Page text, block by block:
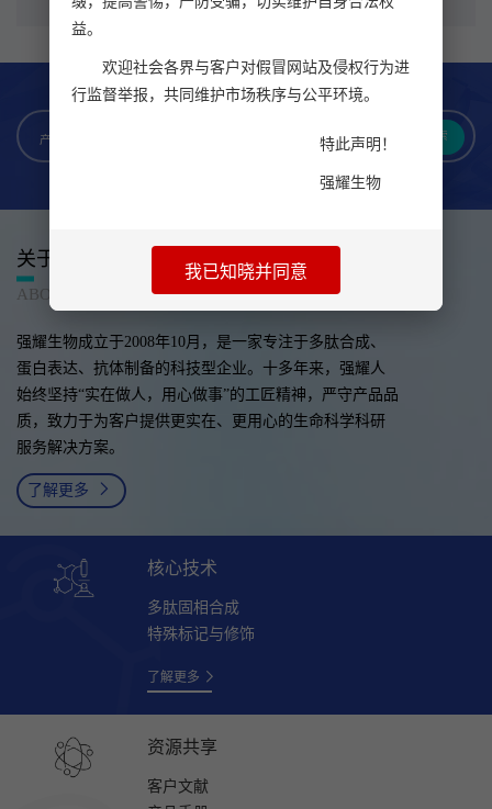
产品名称 搜索
关于我们
ABOUT US
强耀生物成立于2008年10月，是一家专注于多肽合成、
蛋白表达、抗体制备的科技型企业。十多年来，强耀人
始终坚持“实在做人，用心做事”的工匠精神，严守产品品
质，致力于为客户提供更实在、更用心的生命科学科研
服务解决方案。
了解更多
核心技术
多肽固相合成
特殊标记与修饰
了解更多
资源共享
客户文献
益。
欢迎社会各界与客户对假冒网站及侵权行为进
行监督举报，共同维护市场秩序与公平环境。
特此声明！
强耀生物
我已知晓并同意